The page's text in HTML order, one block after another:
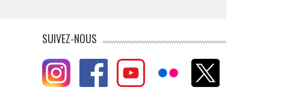
SUIVEZ-NOUS